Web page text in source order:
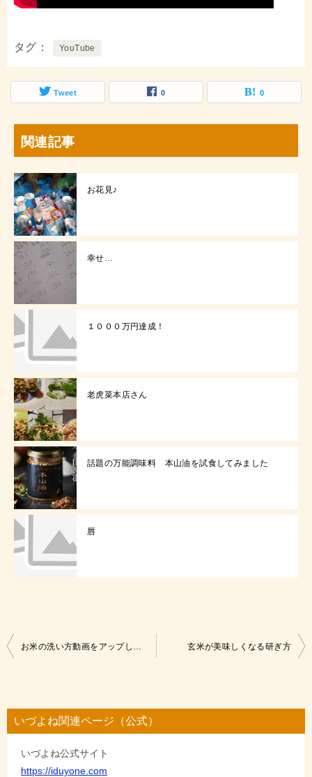
タグ YouTube
Tweet 0 0
関連記事
お花見♪
幸せ…
１０００万円達成！
老虎菜本店さん
話題の万能調味料 本山油を試食してみました
唇
投
ビ
ゲ
お米の洗い方動画をアップしました 玄米が美味しくなる研ぎ方
いづよね関連ページ（公式）
いづよね公式サイト
https://iduyone.com